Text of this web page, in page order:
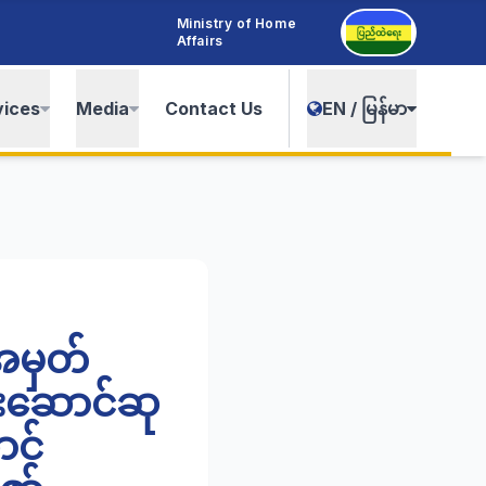
Ministry of Home
Affairs
Media Contact Us EN / မြန်မာ
မှတ်
ဆောင်ဆု
င်